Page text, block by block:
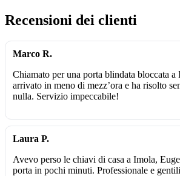
Recensioni dei clienti
Marco R.
Chiamato per una porta blindata bloccata a
arrivato in meno di mezz’ora e ha risolto
nulla. Servizio impeccabile!
Laura P.
Avevo perso le chiavi di casa a Imola,
porta in pochi minuti. Professionale e